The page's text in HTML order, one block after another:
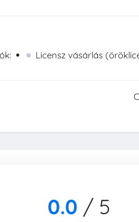
Licensz vásárlás
0.0 / 5